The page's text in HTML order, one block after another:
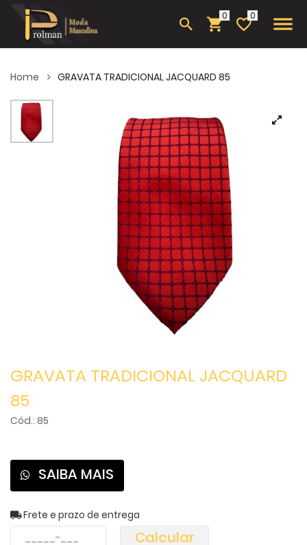
0
Home GRAVATA TRADICIONAL JACQUARD 85
GRAVATA TRADICIONAL JACQUARD
85
Cód.: 85
SAIBA MAIS
Frete e prazo de entrega
Calcular